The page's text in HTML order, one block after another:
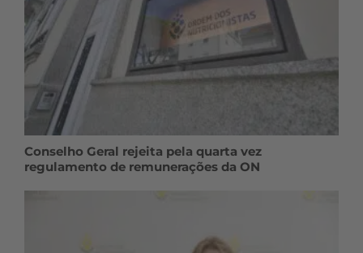
Conselho Geral rejeita pela quarta vez
regulamento de remunerações da ON